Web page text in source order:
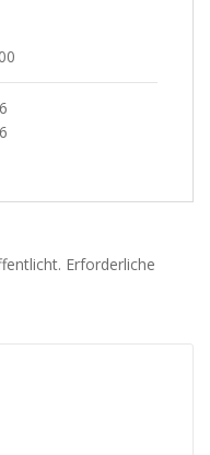
Erforderliche